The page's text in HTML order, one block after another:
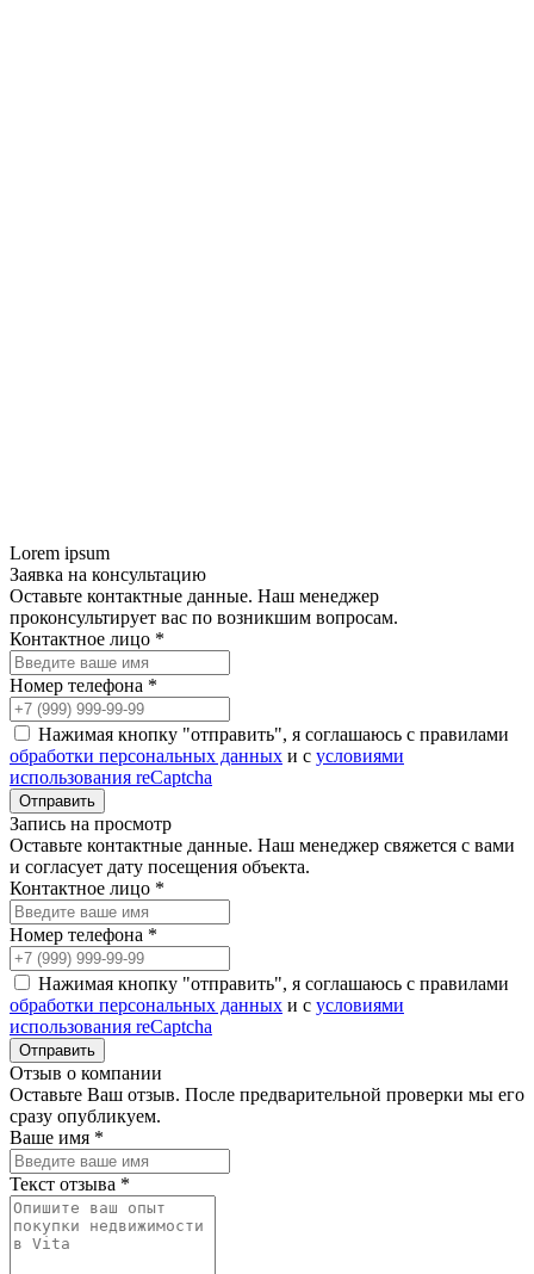
Lorem ipsum
Заявка на консультацию
Оставьте контактные данные. Наш менеджер
проконсультирует вас по возникшим вопросам.
Контактное лицо *
Номер телефона *
Нажимая кнопку "отправить", я соглашаюсь с правилами
обработки персональных данных и с условиями
использования reCaptcha
Запись на просмотр
Оставьте контактные данные. Наш менеджер свяжется с вами
и согласует дату посещения объекта.
Контактное лицо *
Номер телефона *
Нажимая кнопку "отправить", я соглашаюсь с правилами
обработки персональных данных и с условиями
использования reCaptcha
Отзыв о компании
Оставьте Ваш отзыв. После предварительной проверки мы его
сразу опубликуем.
Ваше имя *
Текст отзыва *